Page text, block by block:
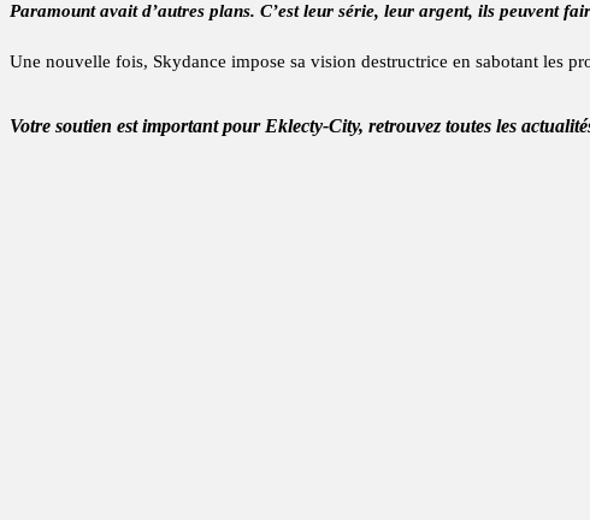
Paramount avait d’autres plans. C’est leur série, leur argent, ils peuvent
Une nouvelle fois, Skydance impose sa vision destructrice en sabotant les
Votre soutien est important pour Eklecty-City, retrouvez toutes les